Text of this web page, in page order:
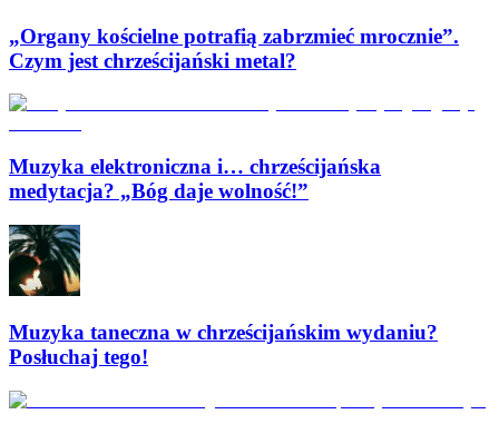
„Organy kościelne potrafią zabrzmieć mrocznie”.
Czym jest chrześcijański metal?
Muzyka elektroniczna i… chrześcijańska
medytacja? „Bóg daje wolność!”
Muzyka taneczna w chrześcijańskim wydaniu?
Posłuchaj tego!